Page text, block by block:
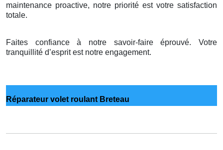
maintenance proactive, notre priorité est votre satisfaction
totale.
Faites confiance à notre savoir-faire éprouvé. Votre
tranquillité d’esprit est notre engagement.
Réparateur volet roulant Breteau